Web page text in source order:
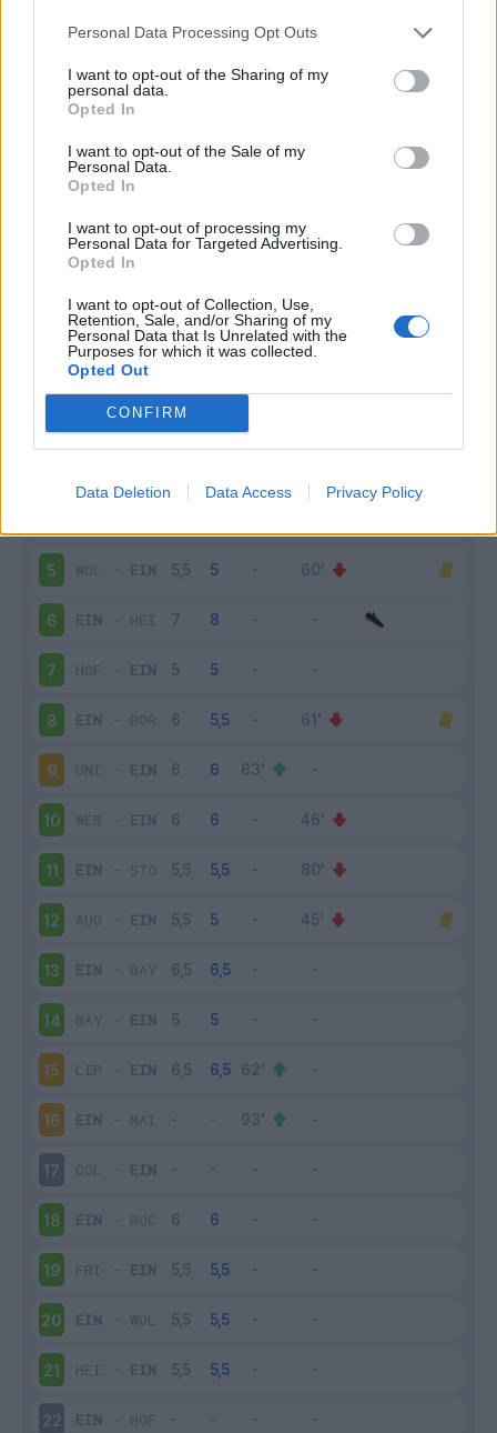
Personal Data Processing Opt Outs
I want to opt-out of the Sharing of my
personal data.
Opted In
I want to opt-out of the Sale of my
Personal Data.
Opted In
I want to opt-out of processing my
Personal Data for Targeted Advertising.
Opted In
I want to opt-out of Collection, Use,
Retention, Sale, and/or Sharing of my
Personal Data that Is Unrelated with the
Purposes for which it was collected.
Opted Out
CONFIRM
Data Deletion Data Access Privacy Policy
Infortunato 0 - 0%
Inutilizzato
Scarica riepilogo
stagionale
Giornata Voto FV Entrato Uscito Bonus/Malus
MAI-EIN
-COL
5 WOL - EIN
6 EIN - HEI
7 HOF - EIN
8 EIN - BOR
9 UNI - EIN
10 WER - EIN
11 EIN - STO
12 AUG - EIN
13 EIN - BAY
14 BAY - EIN
15 LIP - EIN
16 EIN - MAI
17 COL - EIN
18 EIN - BOC
19 FRI - EIN
20 EIN - WOL
21 HEI - EIN
22 EIN - HOF